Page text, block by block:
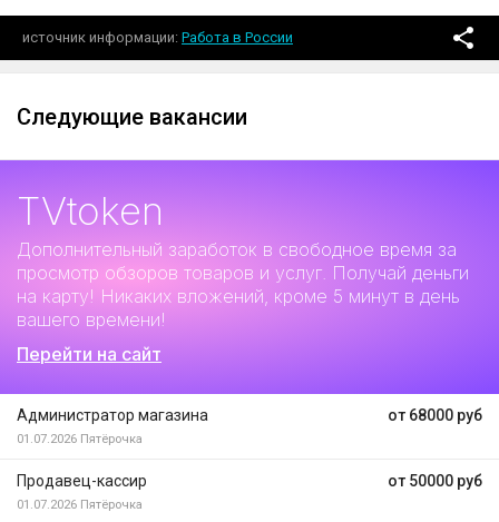
источник информации Работа в России
Следующие вакансии
TVtoken
Дополнительный заработок в свободное время за
просмотр обзоров товаров и услуг. Получай деньги
на карту! Никаких вложений, кроме 5 минут в день
вашего времени!
Перейти на сайт
от 68000 руб
Администратор магазина
01.07.2026 Пятёрочка
от 50000 руб
Продавец-кассир
01.07.2026 Пятёрочка